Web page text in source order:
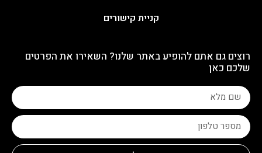
קניית קישורים
רוצים גם אתם להופיע באתר שלנו? השאירו את הפרטים
שלכם כאן